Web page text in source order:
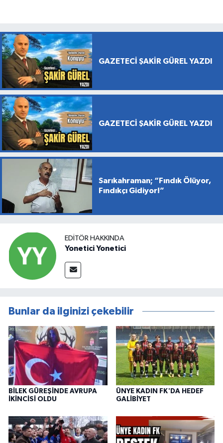
GAZETECİ ŞAKİR GÜREL YAZDI
GAZETECİ ŞAKİR GÜREL YAZDI
Sarıkahraman; “Fındık Ölüyor,
Fındıkçı Gidiyor!”
EDITÖR HAKKINDA
Yonetici Yonetici
Bunlar da ilginizi çekebilir
BİLEK GÜREŞİNDE AVRUPA
İKİNCİSİ OLDU
ÜNYE KADIN FK'DA HEDEF
GALİBİYET